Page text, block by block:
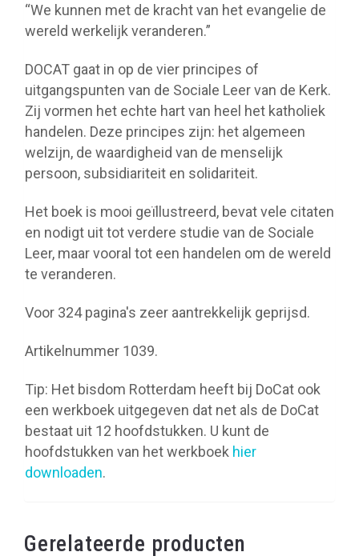
“We kunnen met de kracht van het evangelie de
wereld werkelijk veranderen.”
DOCAT gaat in op de vier principes of
uitgangspunten van de Sociale Leer van de Kerk.
Zij vormen het echte hart van heel het katholiek
handelen. Deze principes zijn: het algemeen
welzijn, de waardigheid van de menselijk
persoon, subsidiariteit en solidariteit.
Het boek is mooi geïllustreerd, bevat vele citaten
en nodigt uit tot verdere studie van de Sociale
Leer, maar vooral tot een handelen om de wereld
te veranderen.
Voor 324 pagina's zeer aantrekkelijk geprijsd.
Artikelnummer 1039.
Tip: Het bisdom Rotterdam heeft bij DoCat ook
een werkboek uitgegeven dat net als de DoCat
bestaat uit 12 hoofdstukken. U kunt de
hoofdstukken van het werkboek hier
downloaden.
Gerelateerde producten